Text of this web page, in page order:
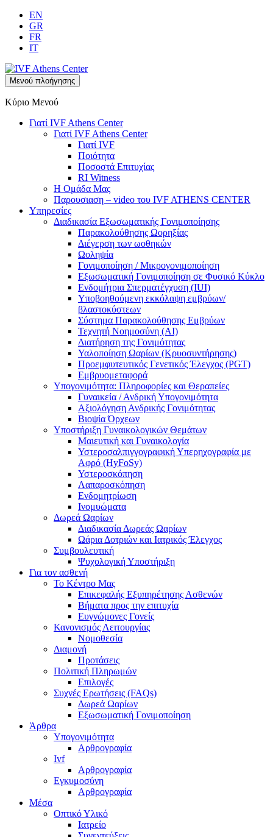
EN
GR
FR
IT
Μενού πλοήγησης
Κύριο Μενού
Γιατί IVF Athens Center
Γιατί IVF Athens Center
Γιατί IVF
Ποιότητα
Ποσοστά Επιτυχίας
RI Witness
Η Ομάδα Μας
Παρουσιαση – video του IVF ATHENS CENTER
Υπηρεσίες
Διαδικασία Εξωσωματικής Γονιμοποίησης
Παρακολούθησης Ωορηξίας
Διέγερση των ωοθηκών
Ωοληψία
Γονιμοποίηση / Μικρογονιμοποίηση
Εξωσωματική Γονιμοποίηση σε Φυσικό Κύκλο
Ενδομήτρια Σπερματέγχυση (IUI)
Υποβοηθούμενη εκκόλαψη εμβρύων/
βλαστοκύστεων
Σύστημα Παρακολούθησης Εμβρύων
Τεχνητή Νοημοσύνη (AI)
Διατήρηση της Γονιμότητας
Υαλοποίηση Ωαρίων (Κρυοσυντήρησης)
Προεμφυτευτικός Γενετικός Έλεγχος (PGT)
Εμβρυομεταφορά
Υπογονιμότητα: Πληροφορίες και Θεραπείες
Γυναικεία / Ανδρική Υπογονιμότητα
Αξιολόγηση Ανδρικής Γονιμότητας
Βιοψία Όρχεων
Υποστήριξη Γυναικολογικών Θεμάτων
Μαιευτική και Γυναικολογία
Υστεροσαλπιγγογραφική Υπερηχογραφία με
Αφρό (HyFoSy)
Υστεροσκόπηση
Λαπαροσκόπηση
Ενδομητρίωση
Ινομυώματα
Δωρεά Ωαρίων
Διαδικασία Δωρεάς Ωαρίων
Ωάρια Δοτριών και Ιατρικός Έλεγχος
Συμβουλευτική
Ψυχολογική Υποστήριξη
Για τον ασθενή
Το Κέντρο Μας
Επικεφαλής Εξυπηρέτησης Ασθενών
Βήματα προς την επιτυχία
Ευγνώμονες Γονείς
Κανονισμός Λειτουργίας
Νομοθεσία
Διαμονή
Προτάσεις
Πολιτική Πληρωμών
Επιλογές
Συχνές Ερωτήσεις (FAQs)
Δωρεά Ωαρίων
Εξωσωματική Γονιμοποίηση
Άρθρα
Υπογονιμότητα
Αρθρογραφία
Ivf
Αρθρογραφία
Εγκυμοσύνη
Αρθρογραφία
Μέσα
Οπτικό Υλικό
Iατρείο